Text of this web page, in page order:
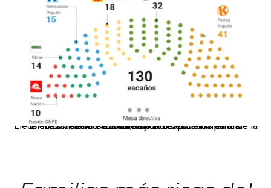
El JNE oficializó la distribución de escaños para la elección de 60 senadores y 130 diputados en las Elecciones Generales 2026, tras el restablecimiento de la Bicameralidad.